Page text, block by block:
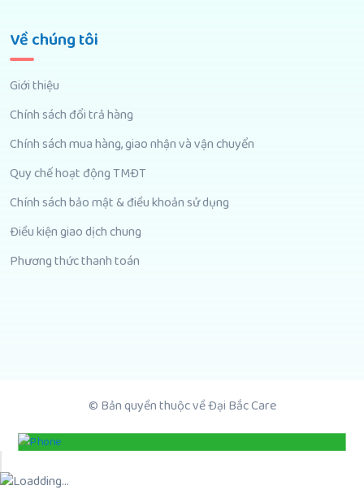
Về chúng tôi
Giới thiệu
Chính sách đổi trả hàng
Chính sách mua hàng, giao nhận và vận chuyển
Quy chế hoạt động TMĐT
Chính sách bảo mật & điều khoản sử dụng
Điều kiện giao dịch chung
Phương thức thanh toán
© Bản quyền thuộc về Đại Bắc Care